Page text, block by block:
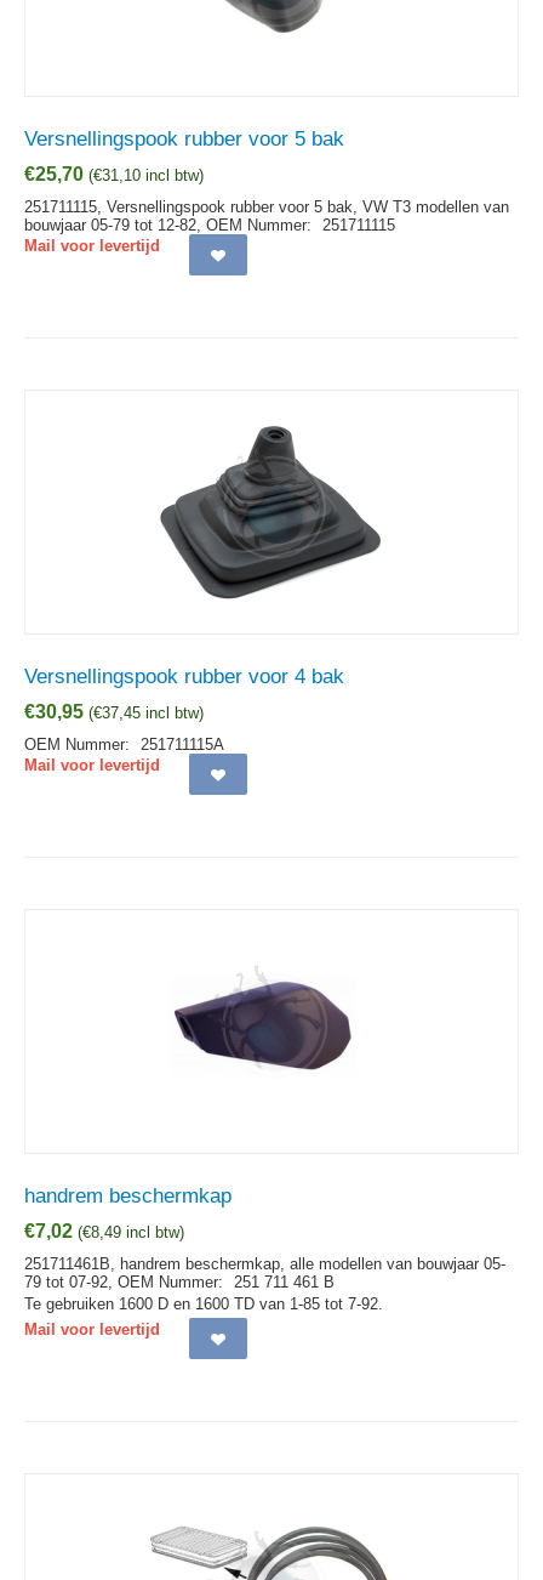
Versnellingspook rubber voor 5 bak
€25,70 (€31,10 incl btw)
251711115, Versnellingspook rubber voor 5 bak, VW T3 modellen van
bouwjaar 05-79 tot 12-82, OEM Nummer:
251711115
Mail voor levertijd
Versnellingspook rubber voor 4 bak
€30,95 (€37,45 incl btw)
OEM Nummer:
251711115A
Mail voor levertijd
handrem beschermkap
€7,02 (€8,49 incl btw)
251711461B, handrem beschermkap, alle modellen van bouwjaar 05-
79 tot 07-92, OEM Nummer:
251 711 461 B
Te gebruiken 1600 D en 1600 TD van 1-85 tot 7-92.
Mail voor levertijd